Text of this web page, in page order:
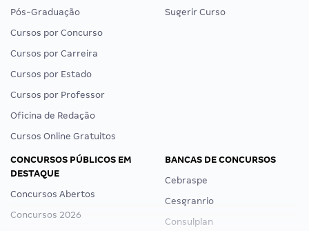
Pós-Graduação
Cursos por Concurso
Cursos por Carreira
Cursos por Estado
Cursos por Professor
Oficina de Redação
Cursos Online Gratuitos
Sugerir Curso
CONCURSOS PÚBLICOS EM
DESTAQUE
Concursos Abertos
Concursos 2026
BANCAS DE CONCURSOS
Cebraspe
Cesgranrio
Consulplan